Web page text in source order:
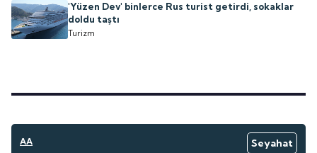
'Yüzen Dev' binlerce Rus turist getirdi, sokaklar
doldu taştı
Turizm
AA
Seyahat